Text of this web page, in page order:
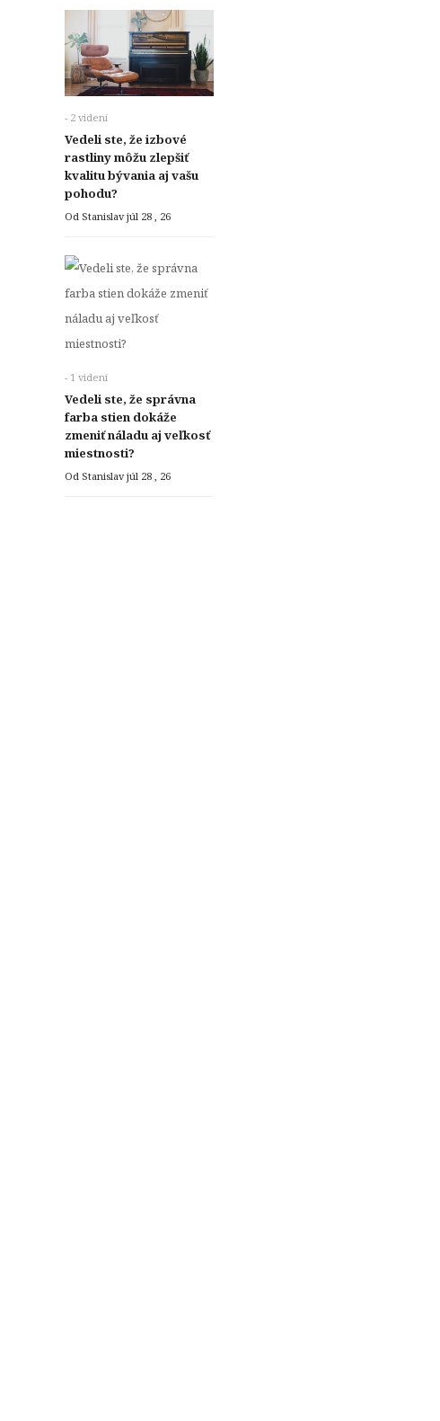
- 2 videní
Vedeli ste, že izbové
rastliny môžu zlepšiť
kvalitu bývania aj vašu
pohodu?
Od Stanislavjúl 28 , 26
- 1 videní
Vedeli ste, že správna
farba stien dokáže
zmeniť náladu aj veľkosť
miestnosti?
Od Stanislavjúl 28 , 26